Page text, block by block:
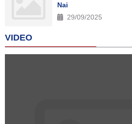
Nai
29/09/2025
VIDEO